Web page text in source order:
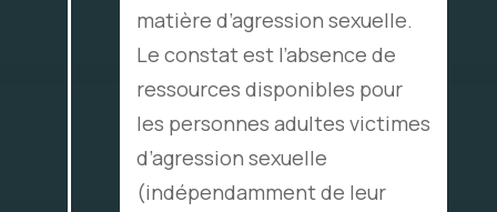
matière d’agression sexuelle.
Le constat est l’absence de
ressources disponibles pour
les personnes adultes victimes
d’agression sexuelle
(indépendamment de leur